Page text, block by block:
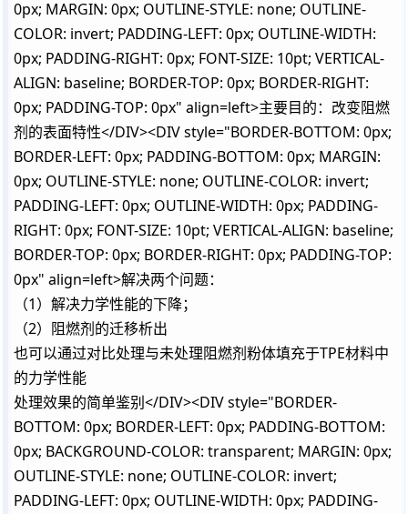
0px; MARGIN: 0px; OUTLINE-STYLE: none; OUTLINE-
COLOR: invert; PADDING-LEFT: 0px; OUTLINE-WIDTH:
0px; PADDING-RIGHT: 0px; FONT-SIZE: 10pt; VERTICAL-
ALIGN: baseline; BORDER-TOP: 0px; BORDER-RIGHT:
0px; PADDING-TOP: 0px" align=left>主要目的：改变阻燃
剂的表面特性</DIV><DIV style="BORDER-BOTTOM: 0px;
BORDER-LEFT: 0px; PADDING-BOTTOM: 0px; MARGIN:
0px; OUTLINE-STYLE: none; OUTLINE-COLOR: invert;
PADDING-LEFT: 0px; OUTLINE-WIDTH: 0px; PADDING-
RIGHT: 0px; FONT-SIZE: 10pt; VERTICAL-ALIGN: baseline;
BORDER-TOP: 0px; BORDER-RIGHT: 0px; PADDING-TOP:
0px" align=left>解决两个问题：
（1）解决力学性能的下降；
（2）阻燃剂的迁移析出
也可以通过对比处理与未处理阻燃剂粉体填充于TPE材料中
的力学性能
处理效果的简单鉴别</DIV><DIV style="BORDER-
BOTTOM: 0px; BORDER-LEFT: 0px; PADDING-BOTTOM:
0px; BACKGROUND-COLOR: transparent; MARGIN: 0px;
OUTLINE-STYLE: none; OUTLINE-COLOR: invert;
PADDING-LEFT: 0px; OUTLINE-WIDTH: 0px; PADDING-